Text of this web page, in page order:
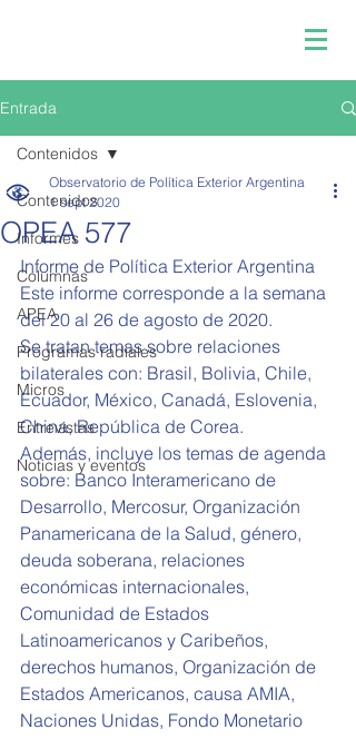
Entrada
Contenidos
Informes
Columnas
APEA
Programas radiales
Micros
Entrevistas
Noticias y eventos
Contenidos
OPEA 577
Observatorio de Política Exterior Argentina
1 sept 2020
Informe de Política Exterior Argentina
Este informe corresponde a la semana
del 20 al 26 de agosto de 2020.
Se tratan temas sobre relaciones
bilaterales con: Brasil, Bolivia, Chile,
Ecuador, México, Canadá, Eslovenia,
China, República de Corea.
Además, incluye los temas de agenda
sobre: Banco Interamericano de
Desarrollo, Mercosur, Organización
Panamericana de la Salud, género,
deuda soberana, relaciones
económicas internacionales,
Comunidad de Estados
Latinoamericanos y Caribeños,
derechos humanos, Organización de
Estados Americanos, causa AMIA,
Naciones Unidas, Fondo Monetario